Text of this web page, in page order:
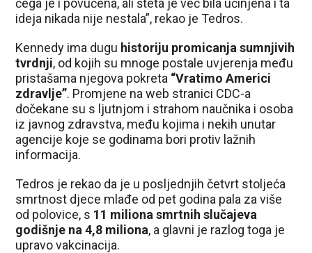
čega je i povučena, ali šteta je već bila učinjena i ta
ideja nikada nije nestala”, rekao je Tedros.
Kennedy ima dugu historiju promicanja sumnjivih
tvrdnji, od kojih su mnoge postale uvjerenja među
pristašama njegova pokreta “Vratimo Americi
zdravlje”. Promjene na web stranici CDC-a
dočekane su s ljutnjom i strahom naučnika i osoba
iz javnog zdravstva, među kojima i nekih unutar
agencije koje se godinama bori protiv lažnih
informacija.
Tedros je rekao da je u posljednjih četvrt stoljeća
smrtnost djece mlađe od pet godina pala za više
od polovice, s 11 miliona smrtnih slučajeva
godišnje na 4,8 miliona, a glavni je razlog toga je
upravo vakcinacija.